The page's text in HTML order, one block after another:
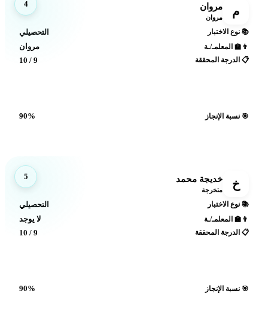
مروان
مروان
📚 نوع الاختبار
التحصيلي
👨‍🏫 المعلمـ/ـة مروان
📋 الدرجة المحققة
🎯 نسبة الإنجاز 90%
خديجة محمد
متخرجة
📚 نوع الاختبار
التحصيلي
👨‍🏫 المعلمـ/ـة لا يوجد
📋 الدرجة المحققة
🎯 نسبة الإنجاز 90%